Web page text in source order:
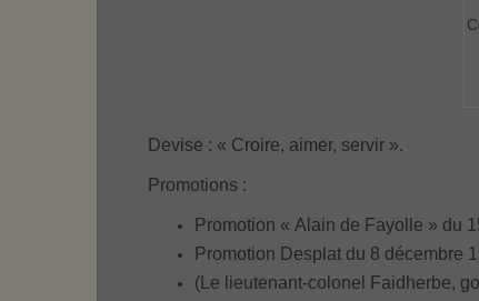
Devise : « Croire, aimer, servir ».
Promotions :
Promotion « Alain de Fayolle » du
Promotion Desplat du 8 décembre
(Le lieutenant-colonel Faidherbe,